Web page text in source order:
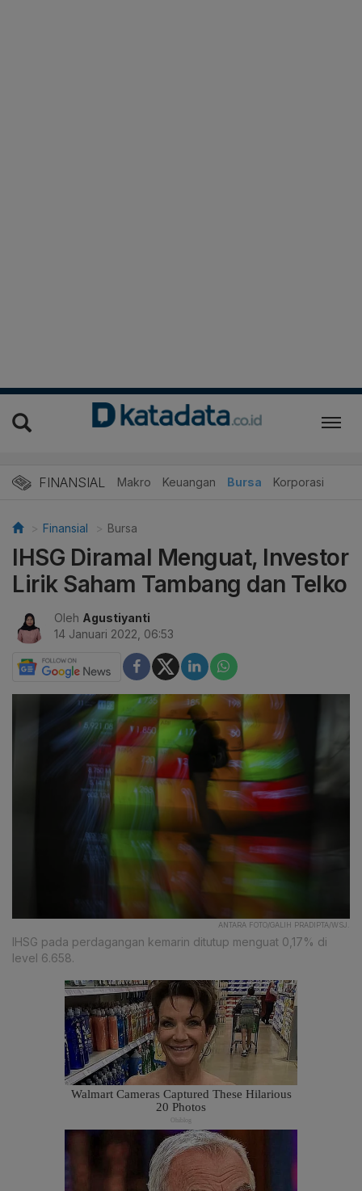
FINANSIAL Makro Keuangan Bursa Korporasi
Finansial Bursa
IHSG Diramal Menguat, Investor
Lirik Saham Tambang dan Telko
Oleh Agustiyanti
14 Januari 2022, 06:53
ANTARA FOTO/GALIH PRADIPTA/WSJ.
IHSG pada perdagangan kemarin ditutup menguat 0,17% di
level 6.658.